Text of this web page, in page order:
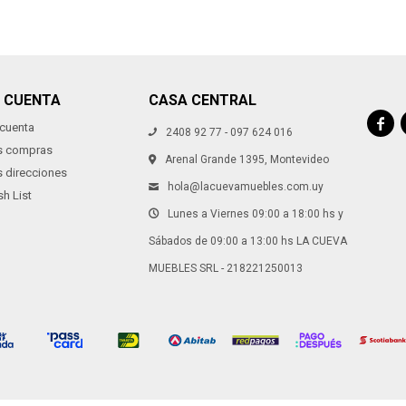
CUENTA
compras
direcciones
List
CASA CENTRAL
2408 92 77 - 097 624 016
Arenal Grande 1395, Montevideo
hola@lacuevamuebles.com.uy
Lunes a Viernes 09:00 a 18:00 hs y
Sábados de 09:00 a 13:00 hs LA CUEVA
MUEBLES SRL - 218221250013
